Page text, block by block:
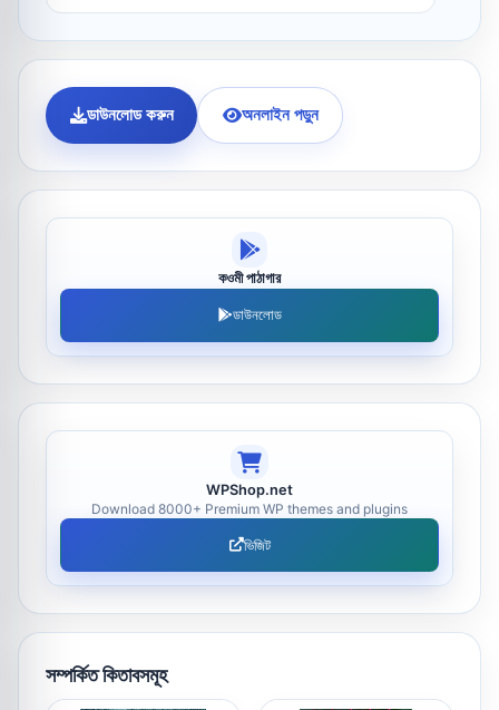
ডাউনলোড করুন অনলাইন পড়ুন
কওমী পাঠাগার
ডাউনলোড
WPShop.net
Download 8000+ Premium WP themes and plugins
ভিজিট
সম্পর্কিত কিতাবসমূহ